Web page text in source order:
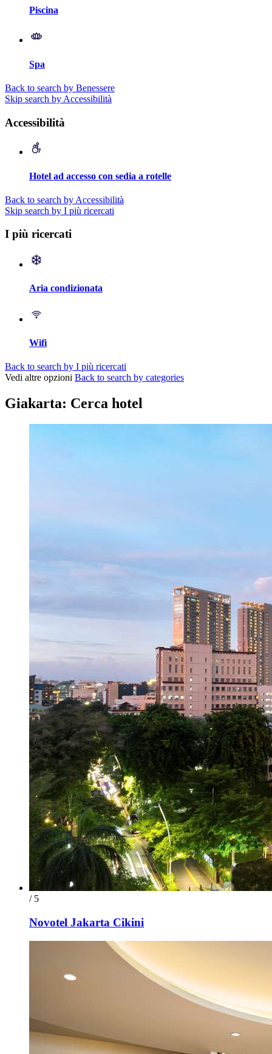
Piscina
Spa
Back to search by Benessere
Skip search by Accessibilità
Accessibilità
Hotel ad accesso con sedia a rotelle
Back to search by Accessibilità
Skip search by I più ricercati
I più ricercati
Aria condizionata
Wifi
Back to search by I più ricercati
Vedi altre opzioni Back to search by categories
Giakarta: Cerca hotel
/ 5
Novotel Jakarta Cikini